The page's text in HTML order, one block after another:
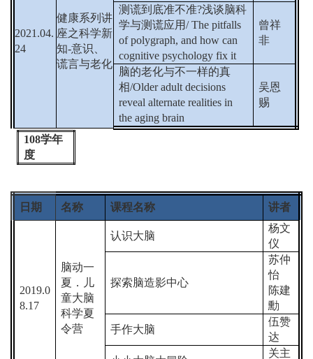
2021.04.
24
健康系列讲
座之科学新
知-意识、
谎言与老化
测谎到底准不准?浅谈脑科
学与测谎应用/ The pitfalls
of polygraph, and how can
cognitive psychology fix it
曾祥
非
脑的老化与不一样的真
相/Older adult decisions
reveal alternate realities in
the aging brain
吴恩
赐
108学年
度
日期 名称 课程名称 讲者
2019.0
8.17
脑动一
夏．儿
童大脑
科学夏
令营
认识大脑
杨文
仪
探索脑造影中心
苏仲
怡
陈建
勳
手作大脑
伍赞
达
关主